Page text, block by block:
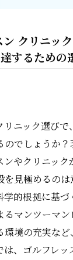
クリニッ
するための
リニック選び
のでしょうか
ンやクリニッ
を見極めるの
的根拠に基づ
るマンツーマ
環境の充実な
、ゴルフレッ